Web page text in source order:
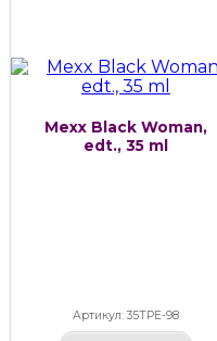
Mexx Black Woman,
edt., 35 ml
Артикул: 35ТРЕ-98